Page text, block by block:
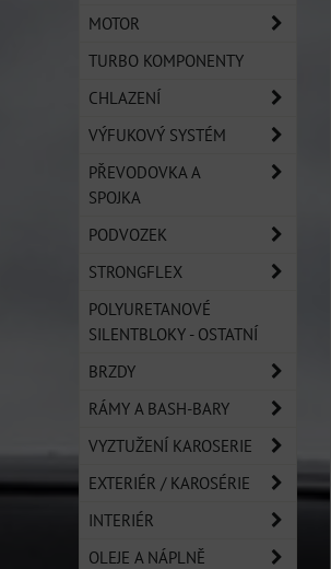
MOTOR
TURBO KOMPONENTY
CHLAZENÍ
VÝFUKOVÝ SYSTÉM
PŘEVODOVKA A
SPOJKA
PODVOZEK
STRONGFLEX
POLYURETANOVÉ
SILENTBLOKY - OSTATNÍ
BRZDY
RÁMY A BASH-BARY
VYZTUŽENÍ KAROSERIE
EXTERIÉR / KAROSÉRIE
INTERIÉR
OLEJE A NÁPLNĚ